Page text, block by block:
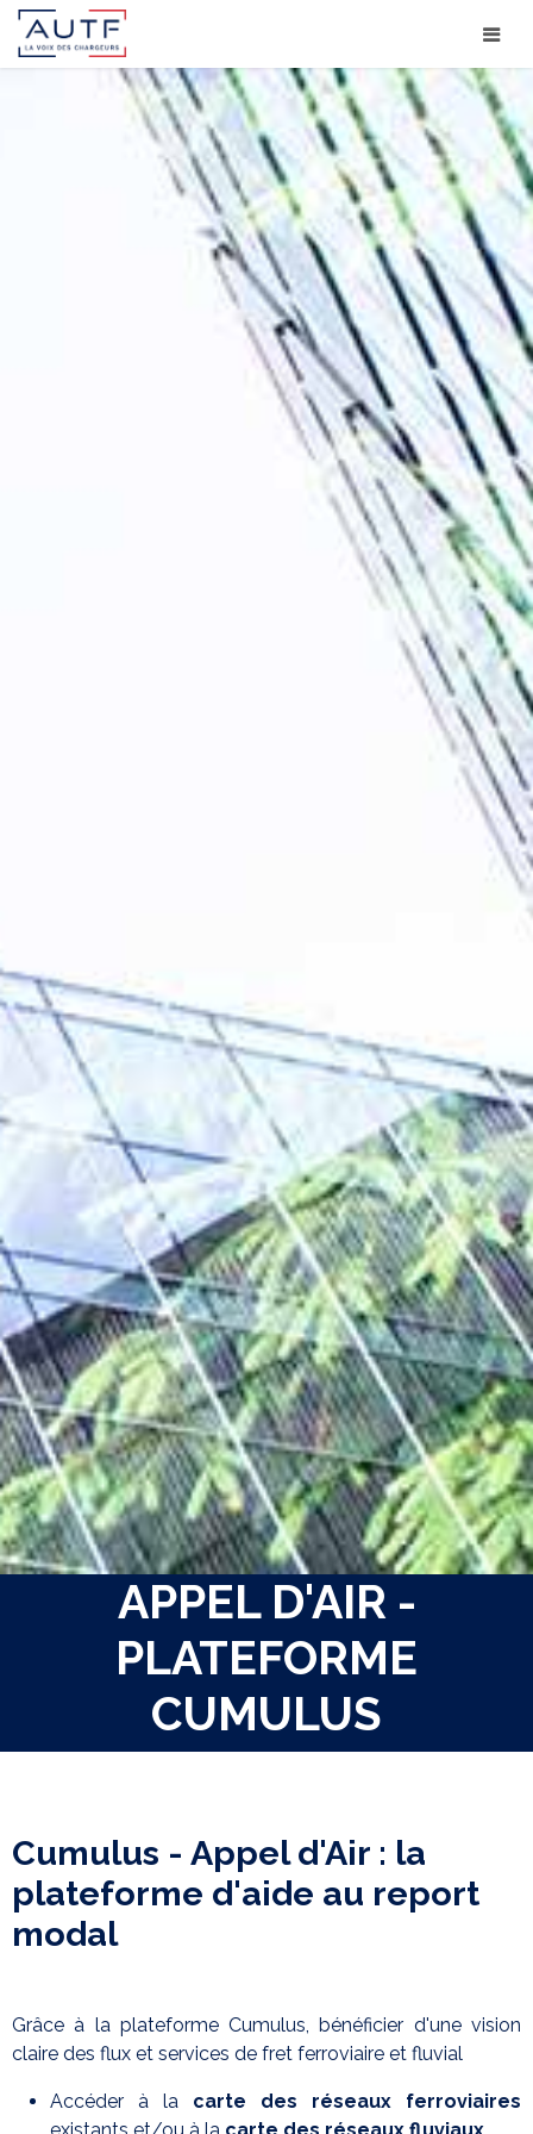
APPEL D'AIR -
PLATEFORME
CUMULUS
Cumulus - Appel d'Air : la
plateforme d'aide au report
modal
Grâce à la plateforme Cumulus, bénéficier d'une vision
claire des flux et services de fret ferroviaire et fluvial
Accéder à la carte des réseaux ferroviaires
existants et/ou à la carte des réseaux fluviaux